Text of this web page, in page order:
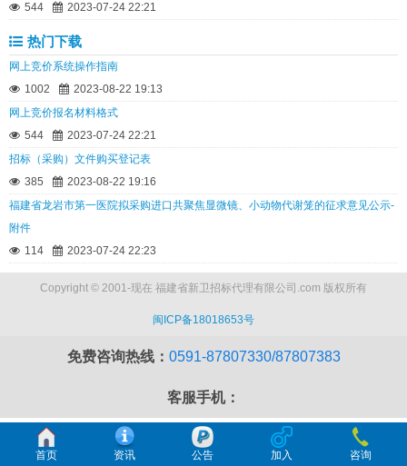
544
2023-07-24 22:21
热门下载
网上竞价系统操作指南
1002
2023-08-22 19:13
网上竞价报名材料格式
544
2023-07-24 22:21
招标（采购）文件购买登记表
385
2023-08-22 19:16
福建省龙岩市第一医院拟采购进口共聚焦显微镜、小动物代谢笼的征求意见公示-
附件
114
2023-07-24 22:23
Copyright © 2001-现在 福建省新卫招标代理有限公司.com 版权所有
闽ICP备18018653号
免费咨询热线： 0591-87807330/87807383
客服手机：
首页 资讯 公告 加入 咨询